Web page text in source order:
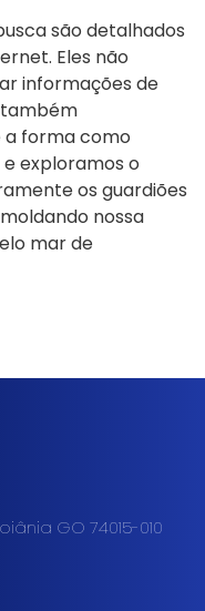
são detalhados
Eles não
informações de
forma como
exploramos o
os guardiões
nossa
mar de
GO 74015-010